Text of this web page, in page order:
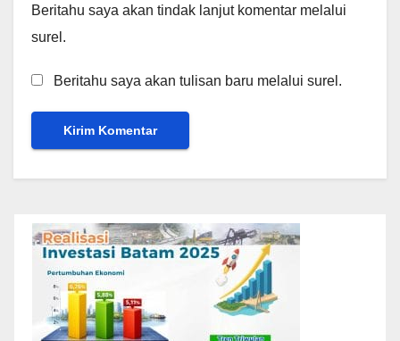
Beritahu saya akan tindak lanjut komentar melalui
surel.
Beritahu saya akan tulisan baru melalui surel.